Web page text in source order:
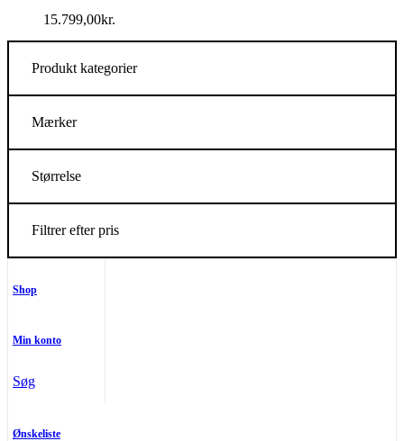
15.799,00kr.
Produkt kategorier
Mærker
Størrelse
Filtrer efter pris
Shop
Min konto
Søg
Ønskeliste